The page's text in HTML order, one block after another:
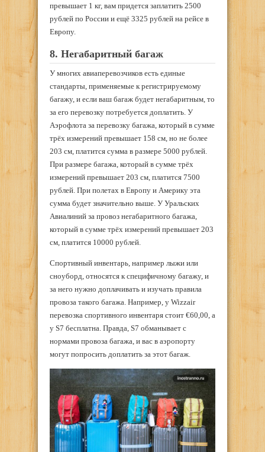
превышает 1 кг, вам придется заплатить 2500
рублей по России и ещё 3325 рублей на рейсе в
Европу.
8. Негабаритный багаж
У многих авиаперевозчиков есть единые
стандарты, применяемые к регистрируемому
багажу, и если ваш багаж будет негабаритным, то
за его перевозку потребуется доплатить. У
Аэрофлота за перевозку багажа, который в сумме
трёх измерений превышает 158 см, но не более
203 см, платится сумма в размере 5000 рублей.
При размере багажа, который в сумме трёх
измерений превышает 203 см, платится 7500
рублей. При полетах в Европу и Америку эта
сумма будет значительно выше. У Уральских
Авиалиний за провоз негабаритного багажа,
который в сумме трёх измерений превышает 203
см, платится 10000 рублей.
Спортивный инвентарь, например лыжи или
сноуборд, относятся к специфичному багажу, и
за него нужно доплачивать и изучать правила
провоза такого багажа. Например, у Wizzair
перевозка спортивного инвентаря стоит €​60,00, а
у S7 бесплатна. Правда, S7 обманывает с
нормами провоза багажа, и вас в аэропорту
могут попросить доплатить за этот багаж.